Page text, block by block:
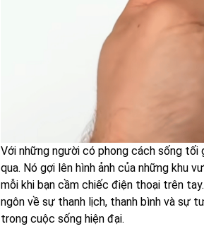
Với những người có phong cách sống
qua. Nó gợi lên hình ảnh của những khu
mỗi khi bạn cầm chiếc điện thoại trên
ngôn về sự thanh lịch, thanh bình và sự
trong cuộc sống hiện đại.